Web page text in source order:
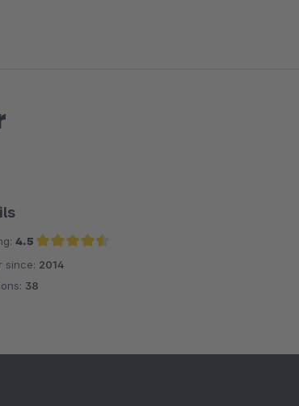
4.5
Average rating of 4.5 out of 5 stars
since: 2014
38